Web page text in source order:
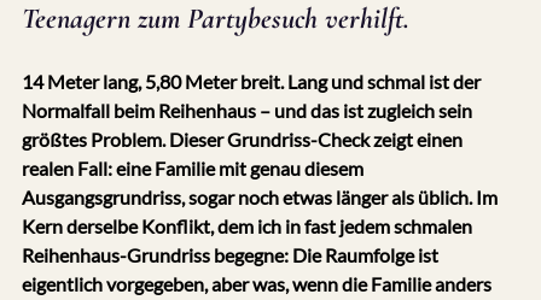
Teenagern zum Partybesuch verhilft.
14 Meter lang, 5,80 Meter breit. Lang und schmal ist der
Normalfall beim Reihenhaus – und das ist zugleich sein
größtes Problem. Dieser Grundriss-Check zeigt einen
realen Fall: eine Familie mit genau diesem
Ausgangsgrundriss, sogar noch etwas länger als üblich. Im
Kern derselbe Konflikt, dem ich in fast jedem schmalen
Reihenhaus-Grundriss begegne: Die Raumfolge ist
eigentlich vorgegeben, aber was, wenn die Familie anders